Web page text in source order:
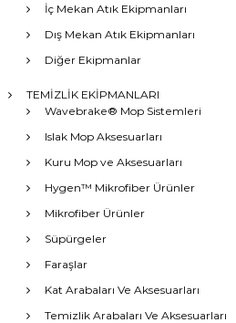
İç Mekan Atık Ekipmanları
Dış Mekan Atık Ekipmanları
Diğer Ekipmanlar
TEMİZLİK EKİPMANLARI
Wavebrake® Mop Sistemleri
Islak Mop Aksesuarları
Kuru Mop ve Aksesuarları
Hygen™ Mikrofiber Ürünler
Mikrofiber Ürünler
Süpürgeler
Faraşlar
Kat Arabaları Ve Aksesuarları
Temizlik Arabaları Ve Aksesuarları